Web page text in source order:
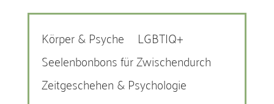
Körper & Psyche
LGBTIQ+
Seelenbonbons für Zwischendurch
Zeitgeschehen & Psychologie